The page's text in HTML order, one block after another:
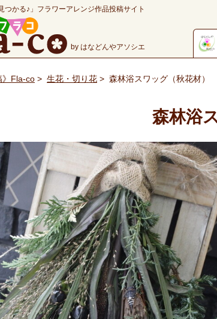
つかる♪」フラワーアレンジ作品投稿サイト
by はなどんやアソシエ
》Fla-co > 生花・切り花 > 森林浴スワッグ（秋花材）
森林浴